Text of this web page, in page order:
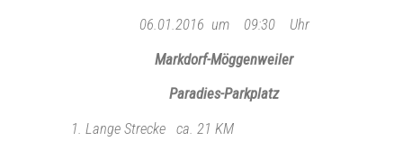
06.01.2016 um 09:30 Uhr
Markdorf-Möggenweiler
Paradies-Parkplatz
Lange Strecke ca. 21 KM